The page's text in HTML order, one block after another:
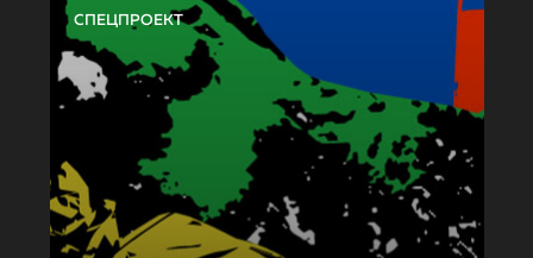
СПЕЦПРОЕКТ